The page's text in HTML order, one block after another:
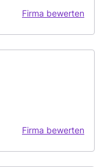
Firma bewerten
Firma bewerten